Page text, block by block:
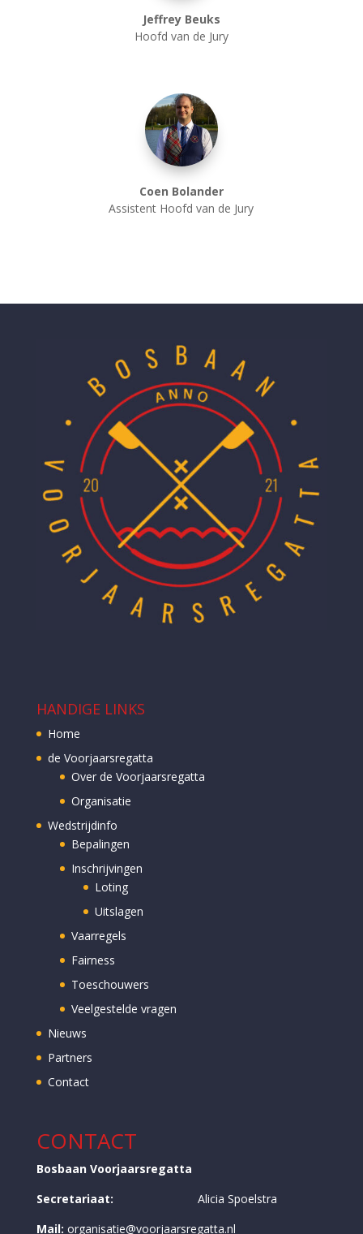
Jeffrey Beuks
Hoofd van de Jury
Coen Bolander
Assistent Hoofd van de Jury
HANDIGE LINKS
Home
de Voorjaarsregatta
Over de Voorjaarsregatta
Organisatie
Wedstrijdinfo
Bepalingen
Inschrijvingen
Loting
Uitslagen
Vaarregels
Fairness
Toeschouwers
Veelgestelde vragen
Nieuws
Partners
Contact
CONTACT
Bosbaan Voorjaarsregatta
Secretariaat: Alicia Spoelstra
Mail: organisatie@voorjaarsregatta.nl